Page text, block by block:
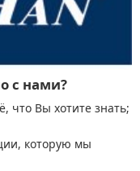
с нами?
что Вы хотите знать;
которую мы